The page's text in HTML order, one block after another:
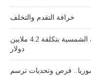
خرافة التقدم والتخلف
تركيا تفتتح محطة كهرمان مرعش للطاقة الشمسية بتكلفة 4.2 ملايين
دولار
سوريا.. فرص وتحديات ترسم